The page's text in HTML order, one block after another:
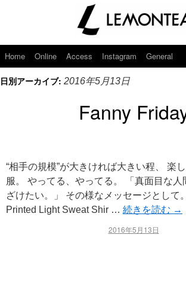
Home Online Access Instagram General
日別アーカイブ: 2016年5月13日
Fanny
“相手の規模”が大きければ大きい程、 楽
服。 やってる、やってる。 「真面目な人
ざけたい。」 その様なメッセージとして
Printed Light Sweat Shir … 続きを読む →
2016年5月13日